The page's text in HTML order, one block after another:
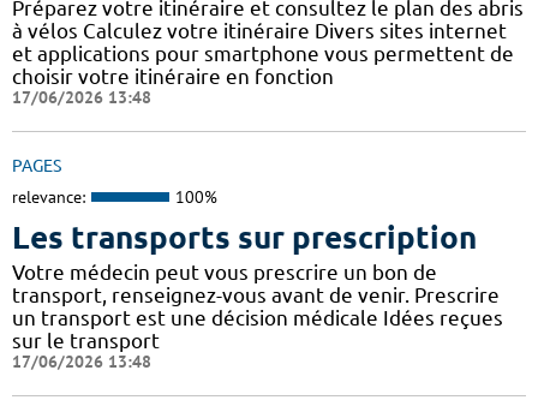
Préparez votre itinéraire et consultez le plan des abris
à vélos Calculez votre itinéraire Divers sites internet
et applications pour smartphone vous permettent de
choisir votre itinéraire en fonction
17/06/2026 13:48
PAGES
relevance: 100%
Les transports sur prescription
Votre médecin peut vous prescrire un bon de
transport, renseignez-vous avant de venir. Prescrire
un transport est une décision médicale Idées reçues
sur le transport
17/06/2026 13:48